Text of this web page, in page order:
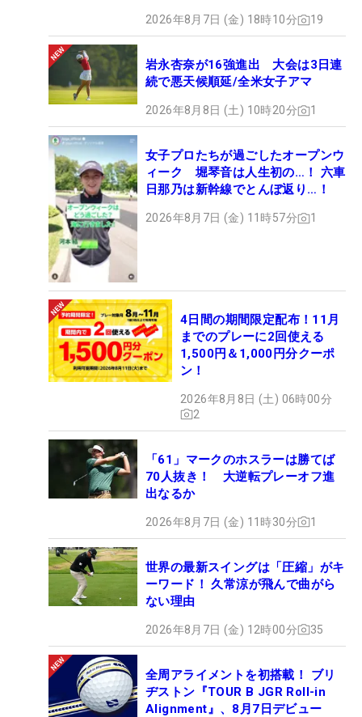
2026年8月7日 (金) 18時10分 19
岩永杏奈が16強進出 大会は3日連
続で悪天候順延/全米女子アマ
2026年8月8日 (土) 10時20分 1
女子プロたちが過ごしたオープンウ
ィーク 堀琴音は人生初の…！ 六車
日那乃は新幹線でとんぼ返り…！
2026年8月7日 (金) 11時57分 1
4日間の期間限定配布！11月
までのプレーに2回使える
1,500円＆1,000円分クーポ
ン！
2026年8月8日 (土) 06時00分
2
「61」マークのホスラーは勝てば
70人抜き！ 大逆転プレーオフ進
出なるか
2026年8月7日 (金) 11時30分 1
世界の最新スイングは「圧縮」がキ
ーワード！ 久常涼が飛んで曲がら
ない理由
2026年8月7日 (金) 12時00分 35
全周アライメントを初搭載！ ブリ
ヂストン『TOUR B JGR Roll-in
Alignment』、8月7日デビュー